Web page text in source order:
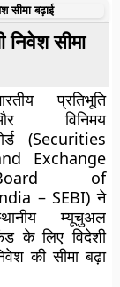
सीमा बढ़ाई
सीमा
प्रतिभूति
विनिमय
(Securities
Exchange
of
– SEBI) ने
म्यूचुअल
के लिए विदेशी
की सीमा बढ़ा